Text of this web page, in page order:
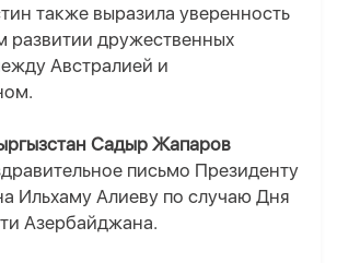
также выразила уверенность
развитии дружественных
Австралией и
Садыр Жапаров
письмо Президенту
Ильхаму Алиеву по случаю Дня
Азербайджана.